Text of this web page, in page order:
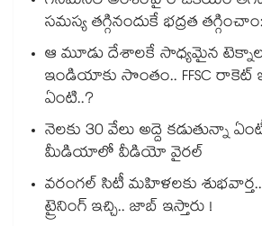
సమస్య తగ్గినందుకే భద్రత
ఆ మూడు దేశాలకే సాధ్యమైన
ఇండియాకు సొంతం.. FFSC రాకెట్
ఏంటి..?
నెలకు 30 వేలు అద్దె కడుతున్నా
మీడియాలో వీడియో వైరల్
వరంగల్ సిటీ మహిళలకు
ట్రైనింగ్ ఇచ్చి.. జాబ్ ఇస్తారు !